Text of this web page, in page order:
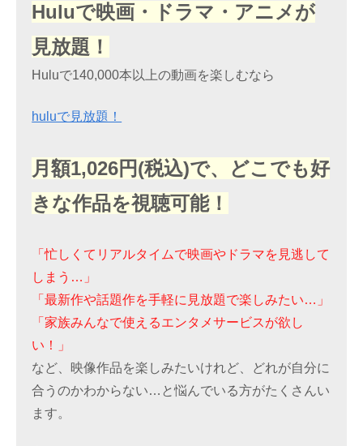
Huluで映画・ドラマ・アニメが
見放題！
Huluで140,000本以上の動画を楽しむなら
huluで見放題！
月額1,026円(税込)で、どこでも好
きな作品を視聴可能！
「忙しくてリアルタイムで映画やドラマを見逃して
しまう…」
「最新作や話題作を手軽に見放題で楽しみたい…」
「家族みんなで使えるエンタメサービスが欲し
い！」
など、映像作品を楽しみたいけれど、どれが自分に
合うのかわからない…と悩んでいる方がたくさんい
ます。